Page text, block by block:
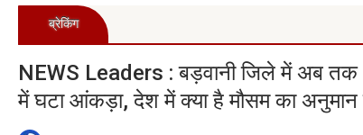
ब्रेकिंग
NEWS Leaders : बड़वानी जिले में अब तक
में घटा आंकड़ा, देश में क्या है मौसम का अनुमान